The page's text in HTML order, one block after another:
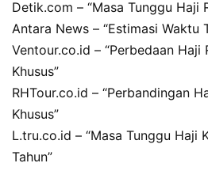
Detik.com – “Masa Tunggu Haji
Antara News – “Estimasi Waktu
Ventour.co.id – “Perbedaan Haji
Khusus”
RHTour.co.id – “Perbandingan
Khusus”
L.tru.co.id – “Masa Tunggu Haji
Tahun”